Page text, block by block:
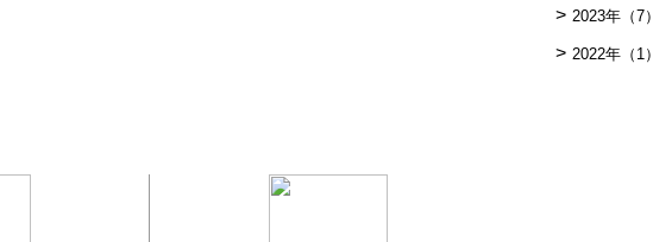
2023年（7）
2022年（1）